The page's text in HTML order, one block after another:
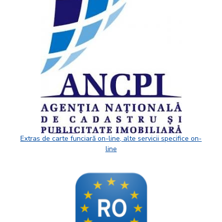
Extras de carte funciară on-line, alte servicii specifice on-
line